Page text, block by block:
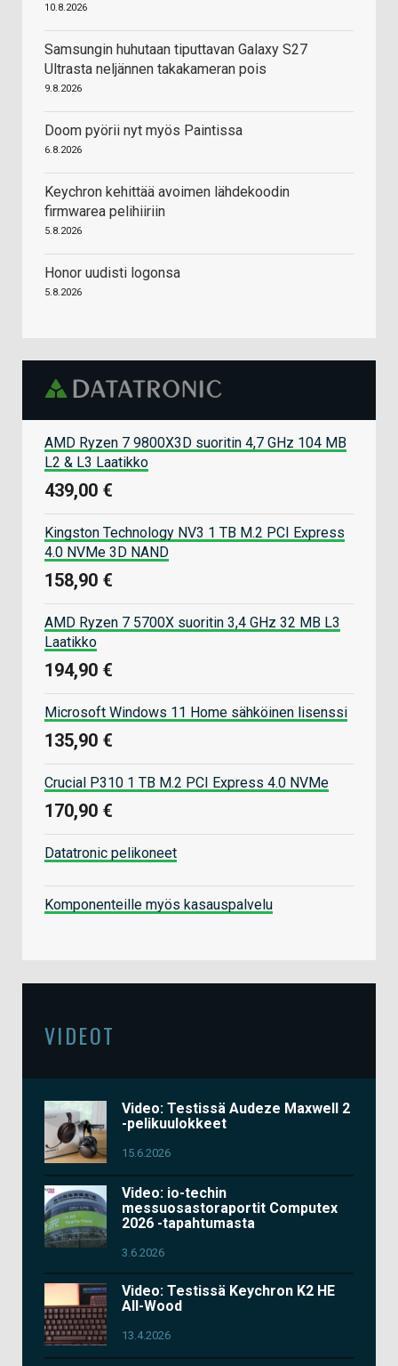
10.8.2026
Samsungin huhutaan tiputtavan Galaxy S27
Ultrasta neljännen takakameran pois
9.8.2026
Doom pyörii nyt myös Paintissa
6.8.2026
Keychron kehittää avoimen lähdekoodin
firmwarea pelihiiriin
5.8.2026
Honor uudisti logonsa
5.8.2026
AMD Ryzen 7 9800X3D suoritin 4,7 GHz 104 MB
L2 & L3 Laatikko
439,00 €
Kingston Technology NV3 1 TB M.2 PCI Express
4.0 NVMe 3D NAND
158,90 €
AMD Ryzen 7 5700X suoritin 3,4 GHz 32 MB L3
Laatikko
194,90 €
Microsoft Windows 11 Home sähköinen lisenssi
135,90 €
Crucial P310 1 TB M.2 PCI Express 4.0 NVMe
170,90 €
Datatronic pelikoneet
Komponenteille myös kasauspalvelu
VIDEOT
Video: Testissä Audeze Maxwell 2
-pelikuulokkeet
15.6.2026
Video: io-techin
messuosastoraportit Computex
2026 -tapahtumasta
3.6.2026
Video: Testissä Keychron K2 HE
All-Wood
13.4.2026